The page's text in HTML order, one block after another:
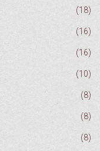
(18)
(16)
(16)
(10)
(8)
(8)
(8)